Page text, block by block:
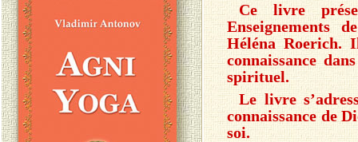
Ce livre
Enseignements
Héléna Roerich.
connaissance
spirituel.
Le livre
connaissance de
soi.